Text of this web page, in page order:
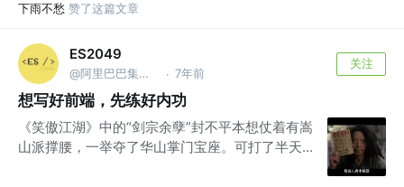
下雨不愁 赞了这篇文章
ES2049
@阿里巴巴集团安全部 · 7年前
关注
想写好前端，先练好内功
《笑傲江湖》中的“剑宗余孽”封不平本想仗着有嵩
山派撑腰，一举夺了华山掌门宝座。可打了半天...